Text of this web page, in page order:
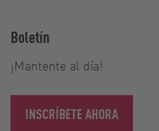
Boletín
¡Mantente al día!
INSCRÍBETE AHORA